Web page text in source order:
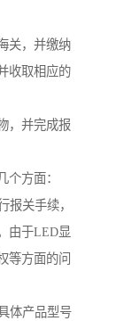
关，并缴纳
收取相应的
，并完成报
方面：
报关手续，
由于LED显
等方面的问
体产品型号